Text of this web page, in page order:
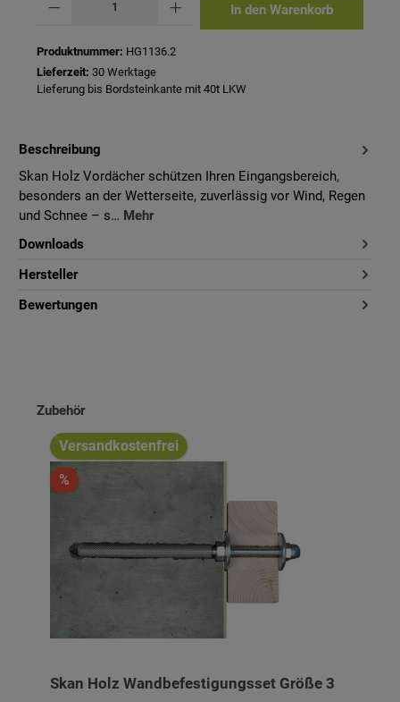
In den Warenkorb
Produktnummer: HG1136.2
Lieferzeit: 30 Werktage
Lieferung bis Bordsteinkante mit 40t LKW
Beschreibung
Skan Holz Vordächer schützen Ihren Eingangsbereich,
besonders an der Wetterseite, zuverlässig vor Wind, Regen
und Schnee – s… Mehr
Downloads
Hersteller
Bewertungen
Produktgalerie überspringen
Zubehör
Versandkostenfrei
%
Skan Holz Wandbefestigungsset Größe 3